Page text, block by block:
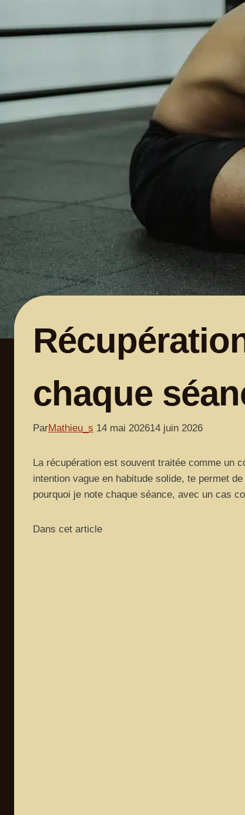
chaque
ParMathieu_s 14 mai 202614 juin 2026
La récupération est souvent traitée comme un
intention vague en habitude solide, te permet
pourquoi je note chaque séance, avec un cas
Dans cet article